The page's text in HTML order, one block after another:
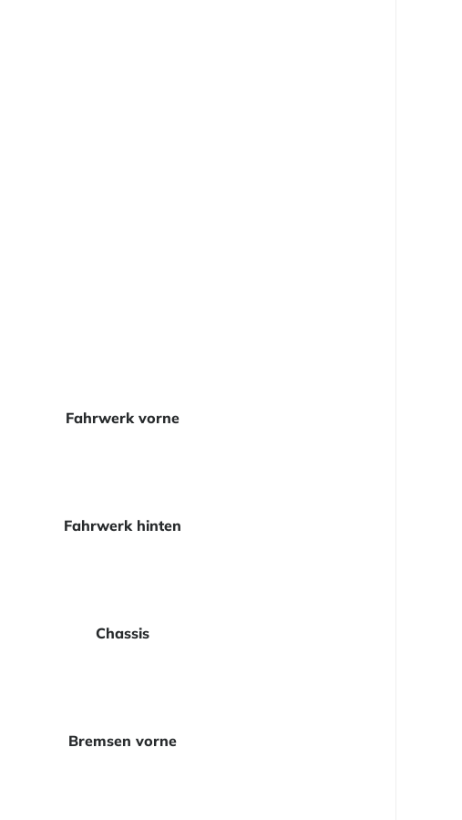
Fahrwerk vorne
Fahrwerk hinten
Chassis
Bremsen vorne